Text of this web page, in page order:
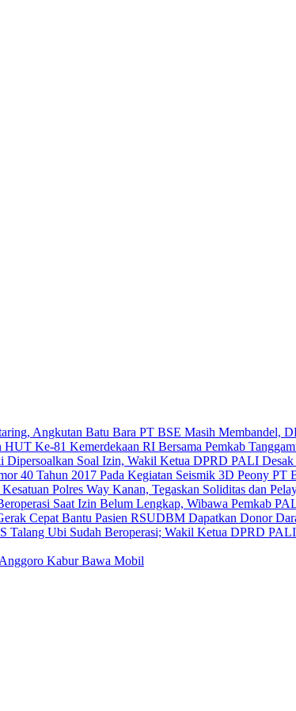
Angkutan Batu Bara PT BSE Masih Membandel,
Ke-81 Kemerdekaan RI Bersama Pemkab
Soal Izin, Wakil Ketua DPRD PALI Desak
40 Tahun 2017 Pada Kegiatan Seismik 3D Peony
Polres Way Kanan, Tegaskan Soliditas dan
Saat Izin Belum Lengkap, Wibawa Pemkab
Cepat Bantu Pasien RSUDBM Dapatkan Donor
Ubi Sudah Beroperasi; Wakil Ketua DPRD
Kabur Bawa Mobil